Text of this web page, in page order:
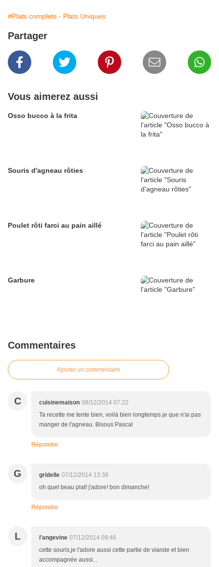
#Plats complets - Plats Uniques
Partager
Vous aimerez aussi
Osso bucco à la frita
Souris d'agneau rôties
Poulet rôti farci au pain aillé
Garbure
Commentaires
Ajouter un commentaire
C cuisinemaison 08/12/2014 07:22
Ta recette me tente bien, voilà bien longtemps je que n'ai pas
manger de l'agneau. Bisous Pascal
Répondre
G gridelle 07/12/2014 13:38
oh quel beau plat! j'adore! bon dimanche!
Répondre
L l'angevine 07/12/2014 09:46
cette souris,je l'adore aussi cette partie de viande et bien
accompagnée aussi...